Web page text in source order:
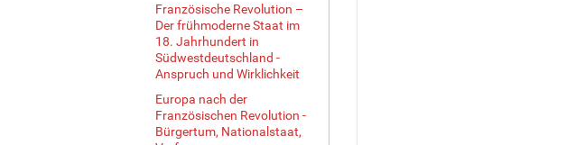
Französische Revolution –
Der frühmoderne Staat im
18. Jahrhundert in
Südwestdeutschland -
Anspruch und Wirklichkeit
Europa nach der
Französischen Revolution -
Bürgertum, Nationalstaat,